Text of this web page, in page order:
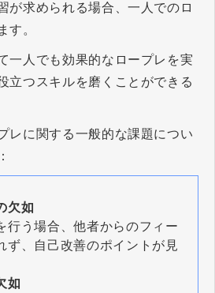
が求められる場合、一人でのロ
す。
一人でも効果的なロープレを実
立つスキルを磨くことができる
レに関する一般的な課題につい
欠如
行う場合、他者からのフィー
ず、自己改善のポイントが見
如